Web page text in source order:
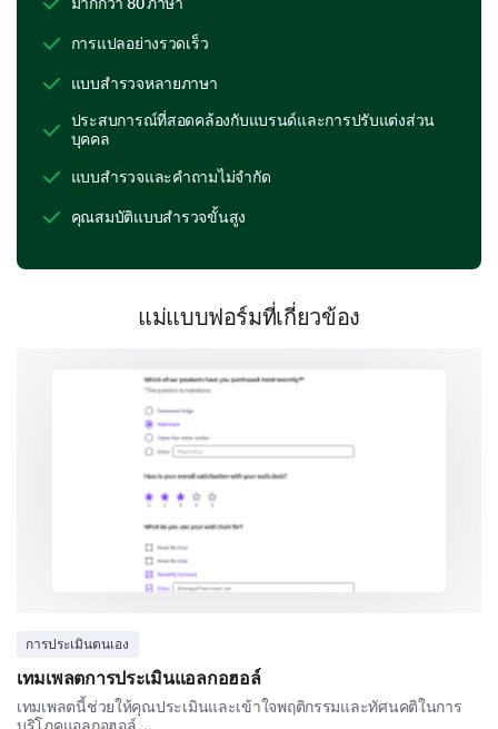
Rarely
trigger stress or anxiety for you. Please
Work situations can make me feel stressed or anxious.
The current news cycle tends to make me feel
Family situations can sometimes cause me to
Various lifestyle factors can also affect our mental
health. We'd like to understand these relativities
better.
การแปลอย่างรวดเร็ว
แบบสำรวจหลายภาษา
ประสบการณ์ที่สอดคล้องกับแบรนด์และการปรับแต่งส่วน
บุคคล
แบบสำรวจและคำถามไม่จำกัด
คุณสมบัติแบบสำรวจขั้นสูง
แม่แบบฟอร์มที่เกี่ยวข้อง
การประเมินตนเอง
เทมเพลตการประเมินแอลกอฮอล์
เทมเพลตนี้ช่วยให้คุณประเมินและเข้าใจพฤติกรรมและทัศนคติในการ